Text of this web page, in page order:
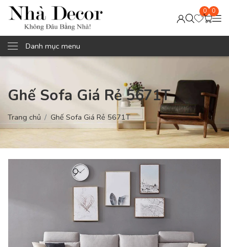
0 0
Danh mục menu
Ghế Sofa Giá Rẻ 5671T
Trang chủ Ghế Sofa Giá Rẻ 5671T